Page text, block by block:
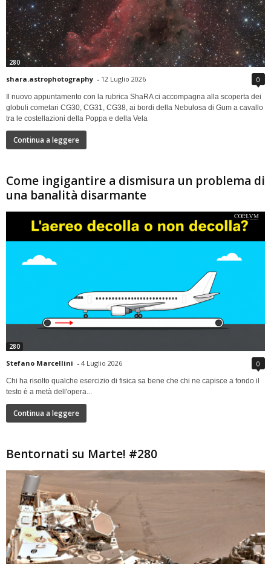
280
shara.astrophotography - 12 Luglio 2026 0
Il nuovo appuntamento con la rubrica ShaRA ci accompagna alla scoperta dei
globuli cometari CG30, CG31, CG38, ai bordi della Nebulosa di Gum a cavallo
tra le costellazioni della Poppa e della Vela
Continua a leggere
Come ingigantire a dismisura un problema di
una banalità disarmante
280
Stefano Marcellini - 4 Luglio 2026 0
Chi ha risolto qualche esercizio di fisica sa bene che chi ne capisce a fondo il
testo è a metà dell'opera...
Continua a leggere
Bentornati su Marte! #280